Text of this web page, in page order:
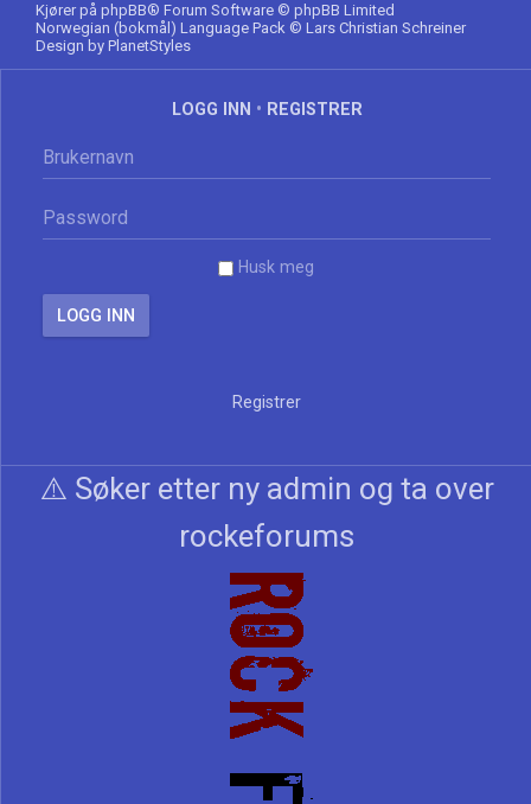
Kjører på phpBB® Forum Software © phpBB Limited
Norwegian (bokmål) Language Pack © Lars Christian Schreiner
Design by PlanetStyles
LOGG INN • REGISTRER
Husk meg
Registrer
⚠️ Søker etter ny admin og ta over
rockeforums